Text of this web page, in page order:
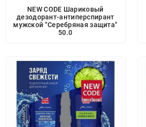
NEW CODE Шариковый
дезодорант-антиперспирант
мужской "Серебряная защита"
50.0